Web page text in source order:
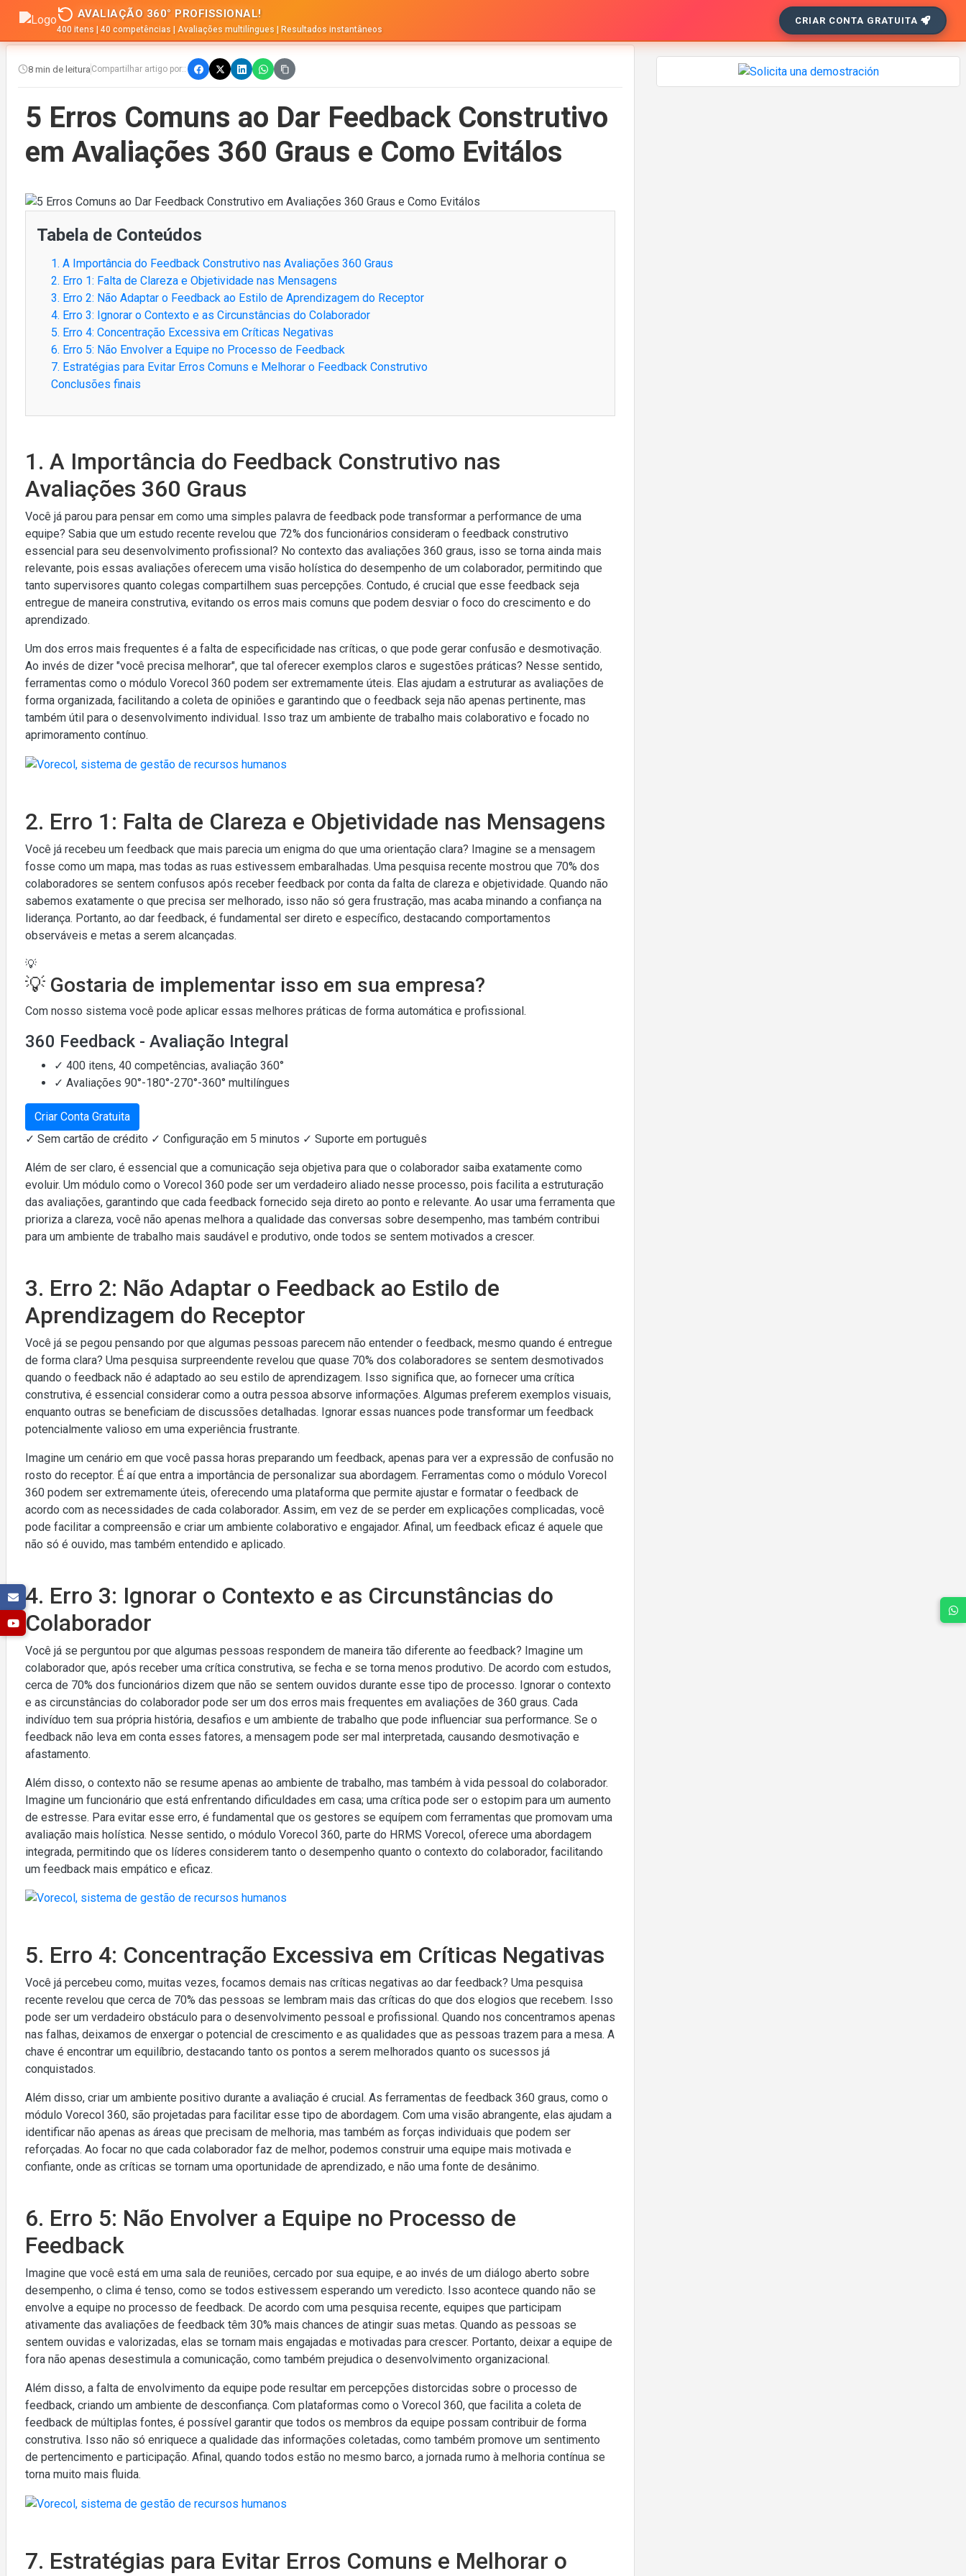
AVALIAÇÃO 360° PROFISSIONAL!
400 itens | 40 competências | Avaliações multilíngues | Resultados instantâneos
CRIAR CONTA GRATUITA
8 min de leitura Compartilhar artigo por::
5 Erros Comuns ao Dar Feedback Construtivo
em Avaliações 360 Graus e Como Evitálos
Tabela de Conteúdos
1. A Importância do Feedback Construtivo nas Avaliações 360 Graus
2. Erro 1: Falta de Clareza e Objetividade nas Mensagens
3. Erro 2: Não Adaptar o Feedback ao Estilo de Aprendizagem do Receptor
4. Erro 3: Ignorar o Contexto e as Circunstâncias do Colaborador
5. Erro 4: Concentração Excessiva em Críticas Negativas
6. Erro 5: Não Envolver a Equipe no Processo de Feedback
7. Estratégias para Evitar Erros Comuns e Melhorar o Feedback Construtivo
Conclusões finais
1. A Importância do Feedback Construtivo nas
Avaliações 360 Graus
Você já parou para pensar em como uma simples palavra de feedback pode transformar a performance de uma
equipe? Sabia que um estudo recente revelou que 72% dos funcionários consideram o feedback construtivo
essencial para seu desenvolvimento profissional? No contexto das avaliações 360 graus, isso se torna ainda mais
relevante, pois essas avaliações oferecem uma visão holística do desempenho de um colaborador, permitindo que
tanto supervisores quanto colegas compartilhem suas percepções. Contudo, é crucial que esse feedback seja
entregue de maneira construtiva, evitando os erros mais comuns que podem desviar o foco do crescimento e do
aprendizado.
Um dos erros mais frequentes é a falta de especificidade nas críticas, o que pode gerar confusão e desmotivação.
Ao invés de dizer "você precisa melhorar", que tal oferecer exemplos claros e sugestões práticas? Nesse sentido,
ferramentas como o módulo Vorecol 360 podem ser extremamente úteis. Elas ajudam a estruturar as avaliações de
forma organizada, facilitando a coleta de opiniões e garantindo que o feedback seja não apenas pertinente, mas
também útil para o desenvolvimento individual. Isso traz um ambiente de trabalho mais colaborativo e focado no
aprimoramento contínuo.
2. Erro 1: Falta de Clareza e Objetividade nas Mensagens
Você já recebeu um feedback que mais parecia um enigma do que uma orientação clara? Imagine se a mensagem
fosse como um mapa, mas todas as ruas estivessem embaralhadas. Uma pesquisa recente mostrou que 70% dos
colaboradores se sentem confusos após receber feedback por conta da falta de clareza e objetividade. Quando não
sabemos exatamente o que precisa ser melhorado, isso não só gera frustração, mas acaba minando a confiança na
liderança. Portanto, ao dar feedback, é fundamental ser direto e específico, destacando comportamentos
observáveis e metas a serem alcançadas.
💡
💡 Gostaria de implementar isso em sua empresa?
Com nosso sistema você pode aplicar essas melhores práticas de forma automática e profissional.
360 Feedback - Avaliação Integral
✓ 400 itens, 40 competências, avaliação 360°
✓ Avaliações 90°-180°-270°-360° multilíngues
Criar Conta Gratuita
✓ Sem cartão de crédito ✓ Configuração em 5 minutos ✓ Suporte em português
Além de ser claro, é essencial que a comunicação seja objetiva para que o colaborador saiba exatamente como
evoluir. Um módulo como o Vorecol 360 pode ser um verdadeiro aliado nesse processo, pois facilita a estruturação
das avaliações, garantindo que cada feedback fornecido seja direto ao ponto e relevante. Ao usar uma ferramenta que
prioriza a clareza, você não apenas melhora a qualidade das conversas sobre desempenho, mas também contribui
para um ambiente de trabalho mais saudável e produtivo, onde todos se sentem motivados a crescer.
3. Erro 2: Não Adaptar o Feedback ao Estilo de
Aprendizagem do Receptor
Você já se pegou pensando por que algumas pessoas parecem não entender o feedback, mesmo quando é entregue
de forma clara? Uma pesquisa surpreendente revelou que quase 70% dos colaboradores se sentem desmotivados
quando o feedback não é adaptado ao seu estilo de aprendizagem. Isso significa que, ao fornecer uma crítica
construtiva, é essencial considerar como a outra pessoa absorve informações. Algumas preferem exemplos visuais,
enquanto outras se beneficiam de discussões detalhadas. Ignorar essas nuances pode transformar um feedback
potencialmente valioso em uma experiência frustrante.
Imagine um cenário em que você passa horas preparando um feedback, apenas para ver a expressão de confusão no
rosto do receptor. É aí que entra a importância de personalizar sua abordagem. Ferramentas como o módulo Vorecol
360 podem ser extremamente úteis, oferecendo uma plataforma que permite ajustar e formatar o feedback de
acordo com as necessidades de cada colaborador. Assim, em vez de se perder em explicações complicadas, você
pode facilitar a compreensão e criar um ambiente colaborativo e engajador. Afinal, um feedback eficaz é aquele que
não só é ouvido, mas também entendido e aplicado.
4. Erro 3: Ignorar o Contexto e as Circunstâncias do
Colaborador
Você já se perguntou por que algumas pessoas respondem de maneira tão diferente ao feedback? Imagine um
colaborador que, após receber uma crítica construtiva, se fecha e se torna menos produtivo. De acordo com estudos,
cerca de 70% dos funcionários dizem que não se sentem ouvidos durante esse tipo de processo. Ignorar o contexto
e as circunstâncias do colaborador pode ser um dos erros mais frequentes em avaliações de 360 graus. Cada
indivíduo tem sua própria história, desafios e um ambiente de trabalho que pode influenciar sua performance. Se o
feedback não leva em conta esses fatores, a mensagem pode ser mal interpretada, causando desmotivação e
afastamento.
Além disso, o contexto não se resume apenas ao ambiente de trabalho, mas também à vida pessoal do colaborador.
Imagine um funcionário que está enfrentando dificuldades em casa; uma crítica pode ser o estopim para um aumento
de estresse. Para evitar esse erro, é fundamental que os gestores se equípem com ferramentas que promovam uma
avaliação mais holística. Nesse sentido, o módulo Vorecol 360, parte do HRMS Vorecol, oferece uma abordagem
integrada, permitindo que os líderes considerem tanto o desempenho quanto o contexto do colaborador, facilitando
um feedback mais empático e eficaz.
5. Erro 4: Concentração Excessiva em Críticas Negativas
Você já percebeu como, muitas vezes, focamos demais nas críticas negativas ao dar feedback? Uma pesquisa
recente revelou que cerca de 70% das pessoas se lembram mais das críticas do que dos elogios que recebem. Isso
pode ser um verdadeiro obstáculo para o desenvolvimento pessoal e profissional. Quando nos concentramos apenas
nas falhas, deixamos de enxergar o potencial de crescimento e as qualidades que as pessoas trazem para a mesa. A
chave é encontrar um equilíbrio, destacando tanto os pontos a serem melhorados quanto os sucessos já
conquistados.
Além disso, criar um ambiente positivo durante a avaliação é crucial. As ferramentas de feedback 360 graus, como o
módulo Vorecol 360, são projetadas para facilitar esse tipo de abordagem. Com uma visão abrangente, elas ajudam a
identificar não apenas as áreas que precisam de melhoria, mas também as forças individuais que podem ser
reforçadas. Ao focar no que cada colaborador faz de melhor, podemos construir uma equipe mais motivada e
confiante, onde as críticas se tornam uma oportunidade de aprendizado, e não uma fonte de desânimo.
6. Erro 5: Não Envolver a Equipe no Processo de
Feedback
Imagine que você está em uma sala de reuniões, cercado por sua equipe, e ao invés de um diálogo aberto sobre
desempenho, o clima é tenso, como se todos estivessem esperando um veredicto. Isso acontece quando não se
envolve a equipe no processo de feedback. De acordo com uma pesquisa recente, equipes que participam
ativamente das avaliações de feedback têm 30% mais chances de atingir suas metas. Quando as pessoas se
sentem ouvidas e valorizadas, elas se tornam mais engajadas e motivadas para crescer. Portanto, deixar a equipe de
fora não apenas desestimula a comunicação, como também prejudica o desenvolvimento organizacional.
Além disso, a falta de envolvimento da equipe pode resultar em percepções distorcidas sobre o processo de
feedback, criando um ambiente de desconfiança. Com plataformas como o Vorecol 360, que facilita a coleta de
feedback de múltiplas fontes, é possível garantir que todos os membros da equipe possam contribuir de forma
construtiva. Isso não só enriquece a qualidade das informações coletadas, como também promove um sentimento
de pertencimento e participação. Afinal, quando todos estão no mesmo barco, a jornada rumo à melhoria contínua se
torna muito mais fluida.
7. Estratégias para Evitar Erros Comuns e Melhorar o